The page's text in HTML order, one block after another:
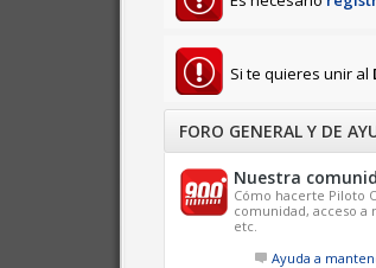
Si te quieres unir al
FORO GENERAL Y DE
Nuestra
Cómo hacerte Piloto
comunidad, acceso a
etc.
Ayuda a